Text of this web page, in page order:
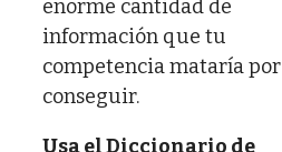
enorme cantidad de
información que tu
competencia mataría por
conseguir.
Usa el Diccionario de